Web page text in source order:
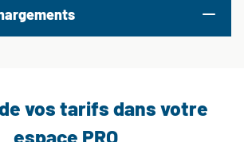
vos tarifs dans votre
espace PRO